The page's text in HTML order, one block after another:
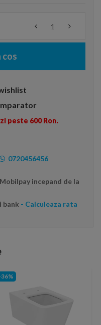
cos
peste 600 Ron.
0720456456
incepand de la
bank - Calculeaza rata